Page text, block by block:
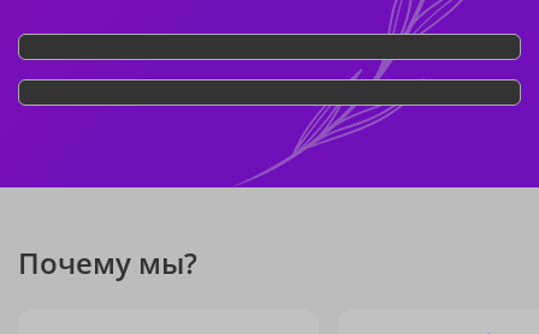
Почему мы?